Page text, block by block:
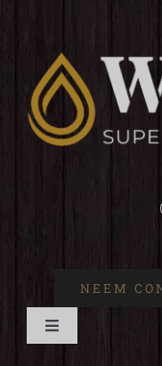
NEEM
Navigatie